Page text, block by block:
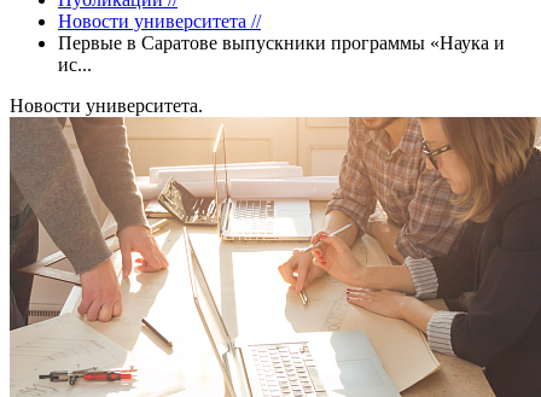
Новости университета //
Первые в Саратове выпускники программы «Наука и
ис...
Новости университета.